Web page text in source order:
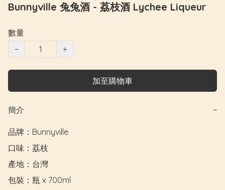
Bunnyville 兔兔酒 - 荔枝酒 Lychee Liqueur
數量
−
+
加至購物車
簡介 −
品牌：Bunnyville
口味：荔枝
產地：台灣
包裝：瓶 x 700ml